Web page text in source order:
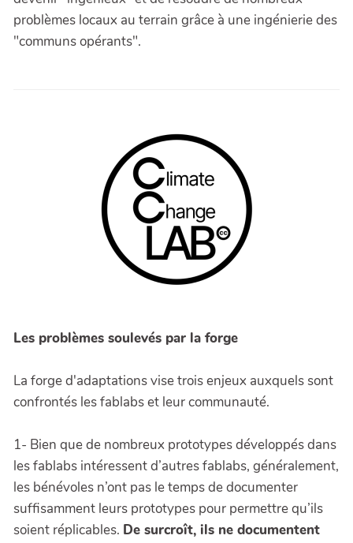
problèmes locaux au terrain grâce à une ingénierie des
"communs opérants".
Les problèmes soulevés par la forge
La forge d'adaptations vise trois enjeux auxquels sont
confrontés les fablabs et leur communauté.
1- Bien que de nombreux prototypes développés dans
les fablabs intéressent d’autres fablabs, généralement,
les bénévoles n’ont pas le temps de documenter
suffisamment leurs prototypes pour permettre qu’ils
soient réplicables. De surcroît, ils ne documentent